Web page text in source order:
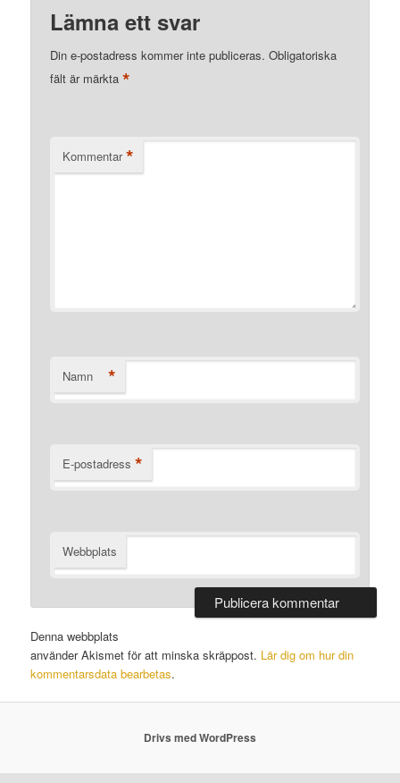
Lämna ett svar
Din e-postadress kommer inte publiceras. Obligatoriska
fält är märkta*
Kommentar *
Namn *
E-postadress *
Webbplats
Denna webbplats
använder Akismet för att minska skräppost. Lär dig om hur din
kommentarsdata bearbetas.
Drivs med WordPress